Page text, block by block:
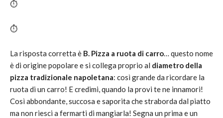
⏱️
⏱️
La risposta corretta è B. Pizza a ruota di carro… questo nome
è di origine popolare e si collega proprio al diametro della
pizza tradizionale napoletana: così grande da ricordare la
ruota di un carro! E credimi, quando la provi te ne innamori!
Così abbondante, succosa e saporita che straborda dal piatto
ma non riesci a fermarti di mangiarla! Segna un prima e un